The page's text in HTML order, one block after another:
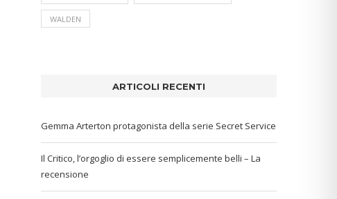
WALDEN
ARTICOLI RECENTI
Gemma Arterton protagonista della serie Secret Service
Il Critico, l’orgoglio di essere semplicemente belli – La
recensione